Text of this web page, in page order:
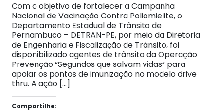
Com o objetivo de fortalecer a Campanha
Nacional de Vacinação Contra Poliomielite, o
Departamento Estadual de Trânsito de
Pernambuco – DETRAN-PE, por meio da Diretoria
de Engenharia e Fiscalização de Trânsito, foi
disponibilizado agentes de trânsito da Operação
Prevenção “Segundos que salvam vidas” para
apoiar os pontos de imunização no modelo drive
thru. A ação […]
Compartilhe: